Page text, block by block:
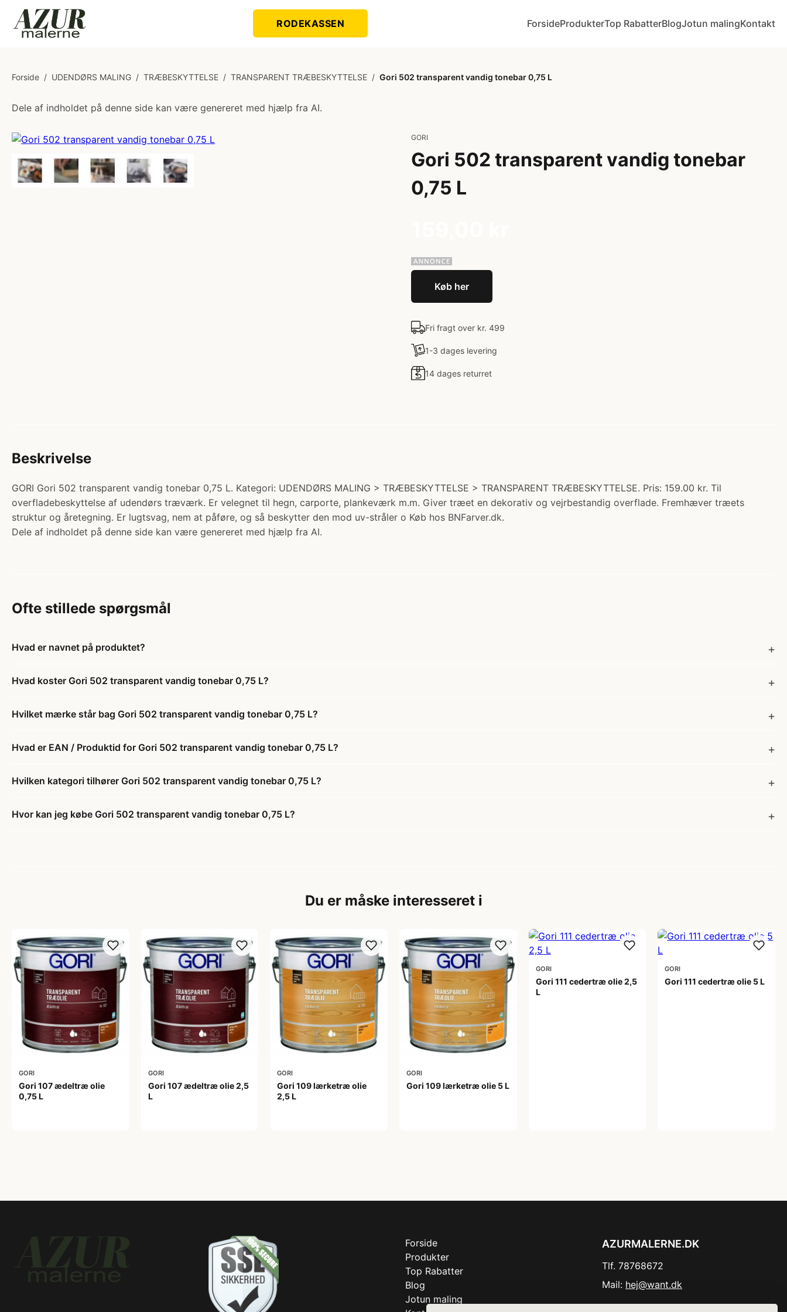
RODEKASSEN ForsideProdukterTop RabatterBlogJotun malingKontakt
Forside / UDENDØRS MALING / TRÆBESKYTTELSE / TRANSPARENT TRÆBESKYTTELSE / Gori 502 transparent vandig tonebar 0,75 L
Dele af indholdet på denne side kan være genereret med hjælp fra AI.
GORI
Gori 502 transparent vandig tonebar
0,75 L
Køb her
Fri fragt over kr. 499
1-3 dages levering
14 dages returret
Beskrivelse
GORI Gori 502 transparent vandig tonebar 0,75 L. Kategori: UDENDØRS MALING > TRÆBESKYTTELSE > TRANSPARENT TRÆBESKYTTELSE. Pris: 159.00 kr. Til
overfladebeskyttelse af udendørs træværk. Er velegnet til hegn, carporte, plankeværk m.m. Giver træet en dekorativ og vejrbestandig overflade. Fremhæver træets
struktur og åretegning. Er lugtsvag, nem at påføre, og så beskytter den mod uv-stråler o Køb hos BNFarver.dk.
Dele af indholdet på denne side kan være genereret med hjælp fra AI.
Ofte stillede spørgsmål
Hvad er navnet på produktet?
Hvad koster Gori 502 transparent vandig tonebar 0,75 L?
Hvilket mærke står bag Gori 502 transparent vandig tonebar 0,75 L?
Hvad er EAN / Produktid for Gori 502 transparent vandig tonebar 0,75 L?
Hvilken kategori tilhører Gori 502 transparent vandig tonebar 0,75 L?
Hvor kan jeg købe Gori 502 transparent vandig tonebar 0,75 L?
Du er måske interesseret i
GORI
Gori 107 ædeltræ olie
0,75 L
GORI
Gori 107 ædeltræ olie 2,5
L
GORI
Gori 109 lærketræ olie
2,5 L
GORI
Gori 109 lærketræ olie 5 L
GORI
Gori 111 cedertræ olie 2,5
L
GORI
Gori 111 cedertræ olie 5 L
Forside
Produkter
Top Rabatter
Blog
Jotun maling
AZURMALERNE.DK
Tlf. 78768672
Mail: hej@want.dk